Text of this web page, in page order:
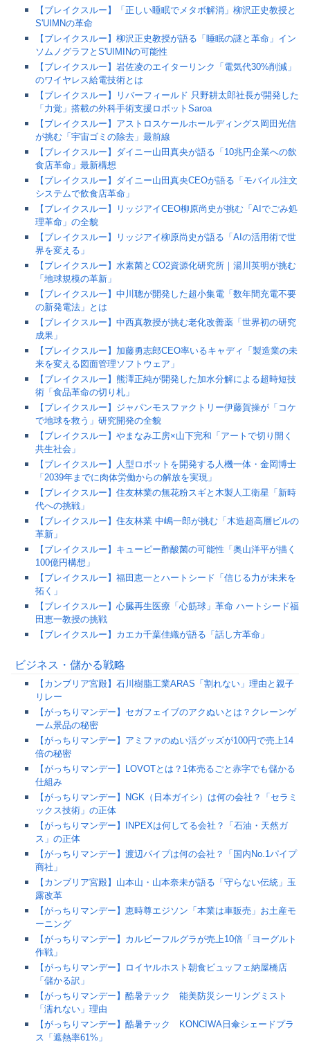
【ブレイクスルー】「正しい睡眠でメタボ解消」柳沢正史教授と
S'UIMNの革命
【ブレイクスルー】柳沢正史教授が語る「睡眠の謎と革命」イン
ソムノグラフとS'UIMINの可能性
【ブレイクスルー】岩佐凌のエイターリンク「電気代30%削減」
のワイヤレス給電技術とは
【ブレイクスルー】リバーフィールド 只野耕太郎社長が開発した
「力覚」搭載の外科手術支援ロボットSaroa
【ブレイクスルー】アストロスケールホールディングス岡田光信
が挑む「宇宙ゴミの除去」最前線
【ブレイクスルー】ダイニー山田真央が語る「10兆円企業への飲
食店革命」最新構想
【ブレイクスルー】ダイニー山田真央CEOが語る「モバイル注文
システムで飲食店革命」
【ブレイクスルー】リッジアイCEO柳原尚史が挑む「AIでごみ処
理革命」の全貌
【ブレイクスルー】リッジアイ柳原尚史が語る「AIの活用術で世
界を変える」
【ブレイクスルー】水素菌とCO2資源化研究所｜湯川英明が挑む
「地球規模の革新」
【ブレイクスルー】中川聰が開発した超小集電「数年間充電不要
の新発電法」とは
【ブレイクスルー】中西真教授が挑む老化改善薬「世界初の研究
成果」
【ブレイクスルー】加藤勇志郎CEO率いるキャディ「製造業の未
来を変える図面管理ソフトウェア」
【ブレイクスルー】熊澤正純が開発した加水分解による超時短技
術「食品革命の切り札」
【ブレイクスルー】ジャパンモスファクトリー伊藤賀操が「コケ
で地球を救う」研究開発の全貌
【ブレイクスルー】やまなみ工房×山下完和「アートで切り開く
共生社会」
【ブレイクスルー】人型ロボットを開発する人機一体・金岡博士
「2039年までに肉体労働からの解放を実現」
【ブレイクスルー】住友林業の無花粉スギと木製人工衛星「新時
代への挑戦」
【ブレイクスルー】住友林業 中嶋一郎が挑む「木造超高層ビルの
革新」
【ブレイクスルー】キューピー酢酸菌の可能性「奥山洋平が描く
100億円構想」
【ブレイクスルー】福田恵一とハートシード「信じる力が未来を
拓く」
【ブレイクスルー】心臓再生医療「心筋球」革命 ハートシード福
田恵一教授の挑戦
【ブレイクスルー】カエカ千葉佳織が語る「話し方革命」
ビジネス・儲かる戦略
【カンブリア宮殿】石川樹脂工業ARAS「割れない」理由と親子
リレー
【がっちりマンデー】セガフェイブのアクぬいとは？クレーンゲ
ーム景品の秘密
【がっちりマンデー】アミファのぬい活グッズが100円で売上14
倍の秘密
【がっちりマンデー】LOVOTとは？1体売るごと赤字でも儲かる
仕組み
【がっちりマンデー】NGK（日本ガイシ）は何の会社？「セラミ
ックス技術」の正体
【がっちりマンデー】INPEXは何してる会社？「石油・天然ガ
ス」の正体
【がっちりマンデー】渡辺パイプは何の会社？「国内No.1パイプ
商社」
【カンブリア宮殿】山本山・山本奈未が語る「守らない伝統」玉
露改革
【がっちりマンデー】恵時尊エジソン「本業は車販売」お土産モ
ーニング
【がっちりマンデー】カルビーフルグラが売上10倍「ヨーグルト
作戦」
【がっちりマンデー】ロイヤルホスト朝食ビュッフェ納屋橋店
「儲かる訳」
【がっちりマンデー】酷暑テック 能美防災シーリングミスト
「濡れない」理由
【がっちりマンデー】酷暑テック KONCIWA日傘シェードプラ
ス「遮熱率61%」